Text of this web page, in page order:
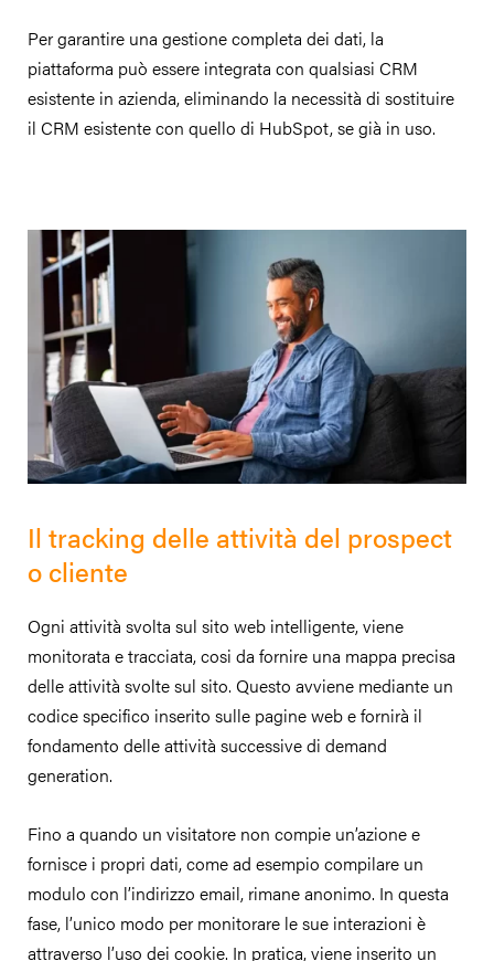
Per garantire una gestione completa dei dati, la
piattaforma può essere integrata con qualsiasi CRM
esistente in azienda, eliminando la necessità di sostituire
il CRM esistente con quello di HubSpot, se già in uso.
Il tracking delle attività del prospect
o cliente
Ogni attività svolta sul sito web intelligente, viene
monitorata e tracciata, cosi da fornire una mappa precisa
delle attività svolte sul sito. Questo avviene mediante un
codice specifico inserito sulle pagine web e fornirà il
fondamento delle attività successive di demand
generation.
Fino a quando un visitatore non compie un’azione e
fornisce i propri dati, come ad esempio compilare un
modulo con l’indirizzo email, rimane anonimo. In questa
fase, l’unico modo per monitorare le sue interazioni è
attraverso l’uso dei cookie. In pratica, viene inserito un